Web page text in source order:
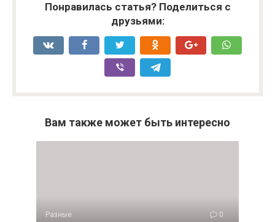
Понравилась статья? Поделиться с
друзьями:
Вам также может быть интересно
Разные 0